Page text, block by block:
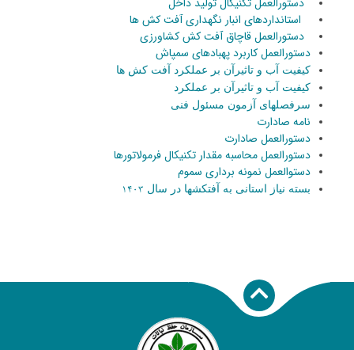
استانداردهای انبار نگهداری آفت کش ها
دستورالعمل قاچاق آفت کش کشاورزی
دستورالعمل کاربرد پهبادهای سمپاش
کیفیت آب و تاثیرآن بر عملکرد آفت کش ها
کیفیت آب و تاثیرآن بر عملکرد
سرفصلهای آزمون مسئول فنی
نامه صادارت
دستورالعمل صادارت
دستورالعمل محاسبه مقدار تکنیکال فرمولاتورها
دستوالعمل نمونه برداری سموم
بسته نیاز استانی به آفتکشها در سال 1403